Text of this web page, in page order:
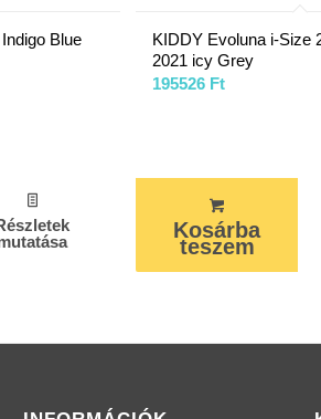
Blue
KIDDY Evoluna i-Size
2021 icy Grey
195526 Ft
Kosárba
teszem